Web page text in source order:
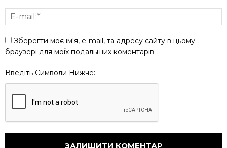
Зберегти моє ім'я, e-mail, та адресу сайту в цьому
браузері для моїх подальших коментарів.
Введіть Символи Нижче: